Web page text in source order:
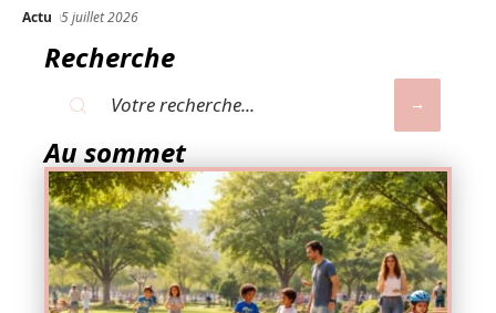
Actu 5 juillet 2026
Recherche
Au sommet